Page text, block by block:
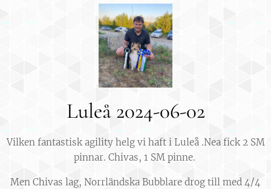
Luleå 2024-06-02
Vilken fantastisk agility helg vi haft i Luleå .Nea fick 2 SM
pinnar. Chivas, 1 SM pinne.
Men Chivas lag, Norrländska Bubblare drog till med 4/4